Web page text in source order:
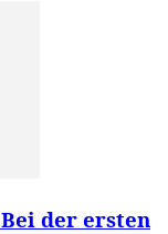
der ersten